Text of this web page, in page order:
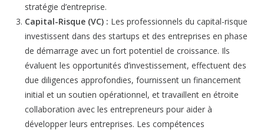
stratégie d’entreprise.
Capital-Risque (VC) : Les professionnels du capital-risque
investissent dans des startups et des entreprises en phase
de démarrage avec un fort potentiel de croissance. Ils
évaluent les opportunités d’investissement, effectuent des
due diligences approfondies, fournissent un financement
initial et un soutien opérationnel, et travaillent en étroite
collaboration avec les entrepreneurs pour aider à
développer leurs entreprises. Les compétences